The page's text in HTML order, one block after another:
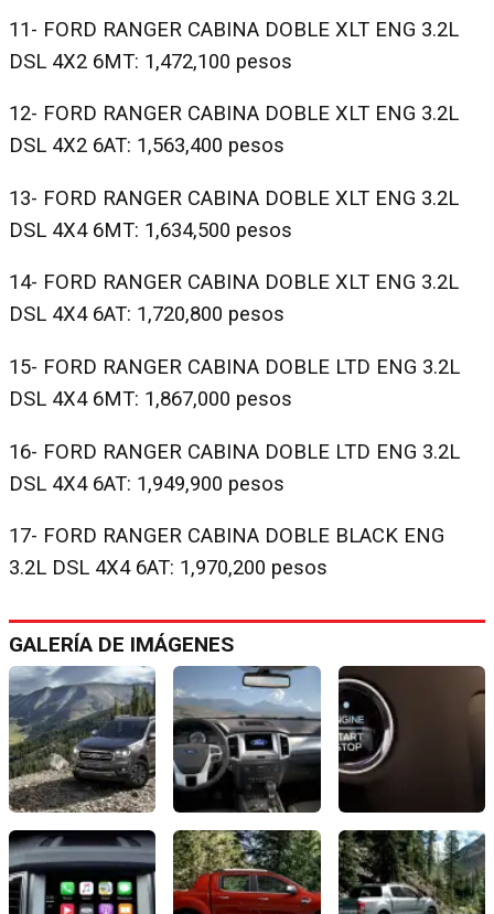
11- FORD RANGER CABINA DOBLE XLT ENG 3.2L
DSL 4X2 6MT: 1,472,100 pesos
12- FORD RANGER CABINA DOBLE XLT ENG 3.2L
DSL 4X2 6AT: 1,563,400 pesos
13- FORD RANGER CABINA DOBLE XLT ENG 3.2L
DSL 4X4 6MT: 1,634,500 pesos
14- FORD RANGER CABINA DOBLE XLT ENG 3.2L
DSL 4X4 6AT: 1,720,800 pesos
15- FORD RANGER CABINA DOBLE LTD ENG 3.2L
DSL 4X4 6MT: 1,867,000 pesos
16- FORD RANGER CABINA DOBLE LTD ENG 3.2L
DSL 4X4 6AT: 1,949,900 pesos
17- FORD RANGER CABINA DOBLE BLACK ENG
3.2L DSL 4X4 6AT: 1,970,200 pesos
GALERÍA DE IMÁGENES